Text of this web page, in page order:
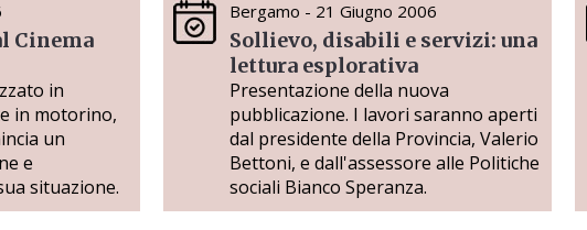
Cinema
in
in motorino,
un
e
situazione.
Bergamo - 21 Giugno 2006
Sollievo, disabili e servizi: una
lettura esplorativa
Presentazione della nuova
pubblicazione. I lavori saranno aperti
dal presidente della Provincia, Valerio
Bettoni, e dall'assessore alle Politiche
sociali Bianco Speranza.